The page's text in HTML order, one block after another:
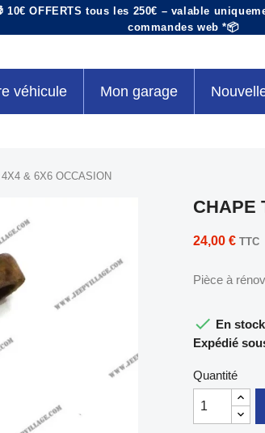
10€ OFFERTS tous les 250€ – valable
commandes web *📦
véhicule Mon garage
& 6X6 OCCASION
CHAPE
24,00 € TTC
Pièce à
 En stock
Expédié
Quantité